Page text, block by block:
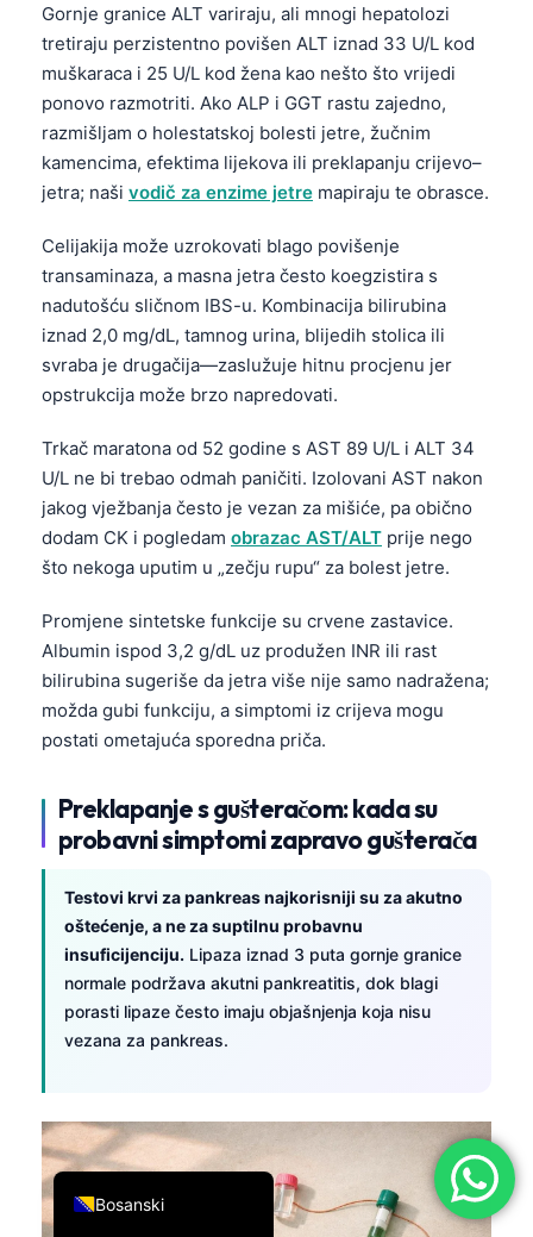
Gornje granice ALT variraju, ali mnogi hepatolozi
tretiraju perzistentno povišen ALT iznad 33 U/L kod
muškaraca i 25 U/L kod žena kao nešto što vrijedi
ponovo razmotriti. Ako ALP i GGT rastu zajedno,
razmišljam o holestatskoj bolesti jetre, žučnim
kamencima, efektima lijekova ili preklapanju crijevo–
jetra; naši vodič za enzime jetre mapiraju te obrasce.
Celijakija može uzrokovati blago povišenje
transaminaza, a masna jetra često koegzistira s
nadutošću sličnom IBS-u. Kombinacija bilirubina
iznad 2,0 mg/dL, tamnog urina, blijedih stolica ili
svraba je drugačija—zaslužuje hitnu procjenu jer
opstrukcija može brzo napredovati.
Trkač maratona od 52 godine s AST 89 U/L i ALT 34
U/L ne bi trebao odmah paničiti. Izolovani AST nakon
jakog vježbanja često je vezan za mišiće, pa obično
dodam CK i pogledam obrazac AST/ALT prije nego
što nekoga uputim u „zečju rupu“ za bolest jetre.
Promjene sintetske funkcije su crvene zastavice.
Albumin ispod 3,2 g/dL uz produžen INR ili rast
bilirubina sugeriše da jetra više nije samo nadražena;
možda gubi funkciju, a simptomi iz crijeva mogu
postati ometajuća sporedna priča.
Preklapanje s gušteračom: kada su
probavni simptomi zapravo gušterača
Testovi krvi za pankreas najkorisniji su za akutno
oštećenje, a ne za suptilnu probavnu
insuficijenciju. Lipaza iznad 3 puta gornje granice
normale podržava akutni pankreatitis, dok blagi
porasti lipaze često imaju objašnjenja koja nisu
vezana za pankreas.
Bosanski
English
Deutsch
Français
עִבְרִית
Italiano
Español
Português
Ελληνικά
Türkçe
简体中文
فارسی
Български
Dansk
Nederlands
हिन्दी
Bahasa Indonesia
Հայերեն
Српски језик
Svenska
Azərbaycan dili
Eesti
Čeština
ქართული
Русский
Lietuvių kalba
Polski